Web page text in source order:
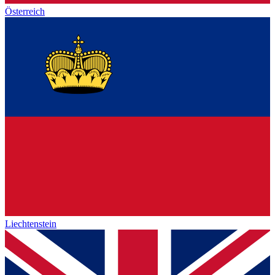
Österreich
Liechtenstein